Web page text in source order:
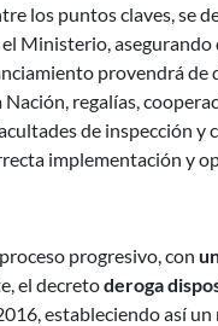
los puntos claves, se
Ministerio, asegurando
provendrá de
regalías,
de inspección y
implementación y
progresivo, con
el decretoderoga
estableciendo así